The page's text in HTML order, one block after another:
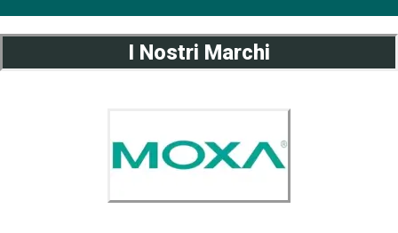
I Nostri Marchi